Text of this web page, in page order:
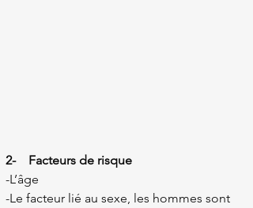
2-    Facteurs de risque
-L’âge
-Le facteur lié au sexe, les hommes sont